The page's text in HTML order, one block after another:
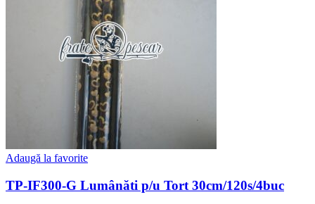
Adaugă la favorite
TP-IF300-G Lumânăti p/u Tort 30cm/120s/4buc